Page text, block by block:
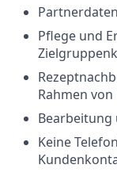
Pflege und
Rahmen
Bearbeitung
Keine